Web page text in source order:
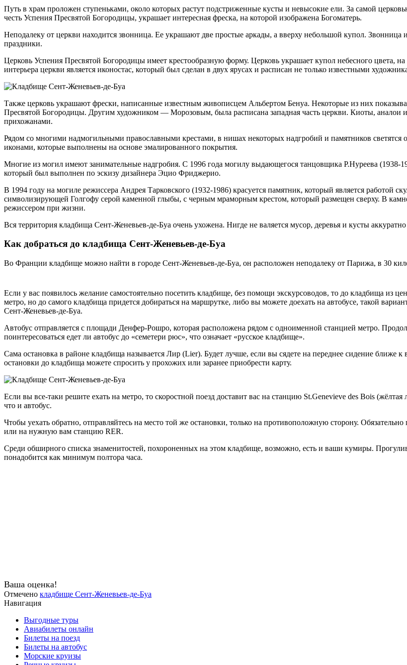
Путь в храм проложен ступеньками, около которых растут подстриженные кусты и невысокие ели. За самой
честь Успения Пресвятой Богородицы, украшает интересная фреска, на которой изображена Богоматерь.
Неподалеку от церкви находится звонница. Ее украшают две простые аркады, а вверху небольшой купол.
праздники.
Церковь Успения Пресвятой Богородицы имеет крестообразную форму. Церковь украшает купол небесного цвета,
интерьера церкви является иконостас, который был сделан в двух ярусах и расписан не только известными
Также церковь украшают фрески, написанные известным живописцем Альбертом Бенуа. Некоторые из них
Пресвятой Богородицы. Другим художником — Морозовым, была расписана западная часть церкви. Киоты,
прихожанами.
Рядом со многими надмогильными православными крестами, в нишах некоторых надгробий и памятников
иконами, которые выполнены на основе эмалированного покрытия.
Многие из могил имеют занимательные надгробия. С 1996 года могилу выдающегося танцовщика Р.Нуреева (1938-
который был выполнен по эскизу дизайнера Эцио Фриджерио.
В 1994 году на могиле режиссера Андрея Тарковского (1932-1986) красуется памятник, который является работой
символизирующей Голгофу серой каменной глыбы, с черным мраморным крестом, который размещен сверху. В
режиссером при жизни.
Вся территория кладбища Сент-Женевьев-де-Буа очень ухожена. Нигде не валяется мусор, деревья и кусты
Как добраться до кладбища Сент-Женевьев-де-Буа
Во Франции кладбище можно найти в городе Сент-Женевьев-де-Буа, он расположен неподалеку от Парижа, в 30
Если у вас появилось желание самостоятельно посетить кладбище, без помощи экскурсоводов, то до кладбища из
метро, но до самого кладбища придется добираться на маршрутке, либо вы можете доехать на автобусе, такой
Сент-Женевьев-де-Буа.
Автобус отправляется с площади Денфер-Рошро, которая расположена рядом с одноименной станцией метро.
поинтересоваться едет ли автобус до «семетери рюс», что означает «русское кладбище».
Сама остановка в районе кладбища называется Лир (Lier). Будет лучше, если вы сядете на переднее сидение ближе
остановки до кладбища можете спросить у прохожих или заранее приобрести карту.
Если вы все-таки решите ехать на метро, то скоростной поезд доставит вас на станцию St.Genevieve des Bois
что и автобус.
Чтобы уехать обратно, отправляйтесь на место той же остановки, только на противоположную сторону.
или на нужную вам станцию RER.
Среди обширного списка знаменитостей, похороненных на этом кладбище, возможно, есть и ваши кумиры.
понадобится как минимум полтора часа.
Ваша оценка!
Отмечено кладбище Сент-Женевьев-де-Буа
Навигация
Выгодные туры
Авиабилеты онлайн
Билеты на поезд
Билеты на автобус
Морские круизы